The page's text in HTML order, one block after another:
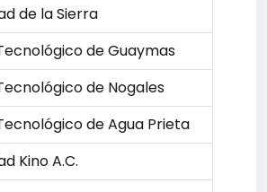
de la Sierra
de Guaymas
de Nogales
de Agua Prieta
Kino A.C.